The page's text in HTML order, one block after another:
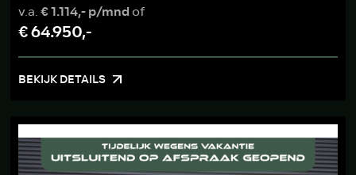
v.a.€ 1.114,- p/mndof
€ 64.950,-
BEKIJK DETAILS